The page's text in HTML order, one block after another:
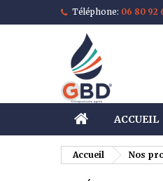
Téléphone: 06 80 92
ACCUEIL
Accueil Nos